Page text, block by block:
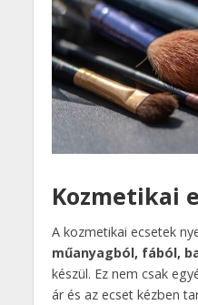
Kozmetikai
A kozmetikai ecsetek
műanyagból, fából,
készül. Ez nem csak
ár és az ecset kézben